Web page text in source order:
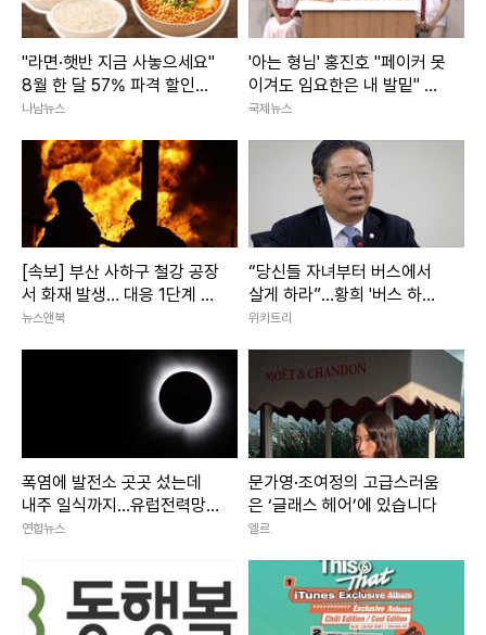
"라면·햇반 지금 사놓으세요"
8월 한 달 57% 파격 할인행
사 3800개 품목 마트
나남뉴스
'아는 형님' 홍진호 "페이커 못
이겨도 임요한은 내 발밑" 폭
소
국제뉴스
[속보] 부산 사하구 철강 공장
서 화재 발생… 대응 1단계 발
령·진화 중
뉴스앤북
“당신들 자녀부터 버스에서
살게 하라”…황희 '버스 하우
스'에 직격탄
위키트리
폭염에 발전소 곳곳 섰는데
내주 일식까지…유럽전력망
'긴장'
연합뉴스
문가영·조여정의 고급스러움
은 ‘글래스 헤어’에 있습니다
엘르